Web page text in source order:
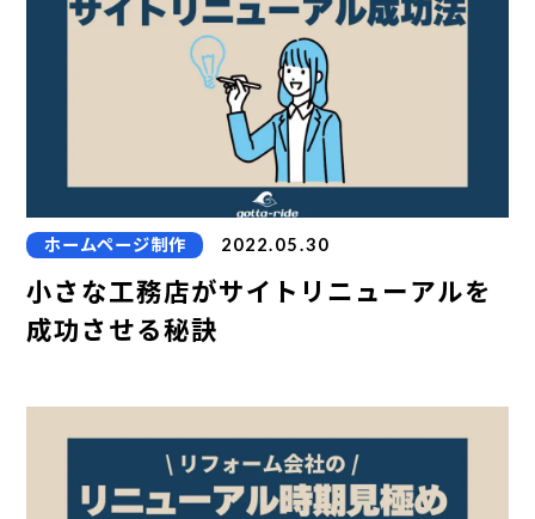
ホームページ制作 2022.05.30
小さな工務店がサイトリニューアルを
成功させる秘訣